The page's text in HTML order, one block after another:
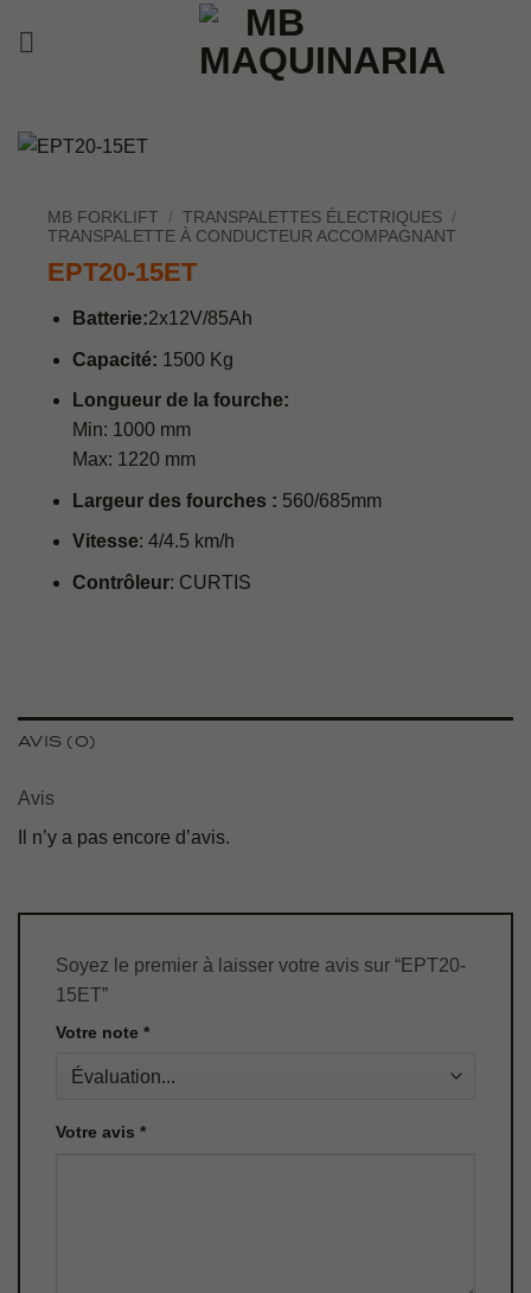
MB FORKLIFT / TRANSPALETTES ÉLECTRIQUES /
TRANSPALETTE À CONDUCTEUR ACCOMPAGNANT
EPT20-15ET
Batterie:2x12V/85Ah
Capacité: 1500 Kg
Longueur de la fourche:
Min: 1000 mm
Max: 1220 mm
Largeur des fourches : 560/685mm
Vitesse: 4/4.5 km/h
Contrôleur: CURTIS
AVIS (0)
Avis
Il n’y a pas encore d’avis.
Soyez le premier à laisser votre avis sur “EPT20-
15ET”
Votre note *
Votre avis *